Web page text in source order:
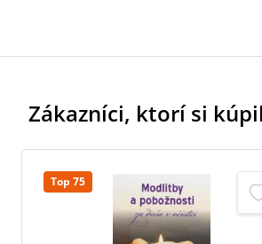
Zákazníci, ktorí si
Top 75